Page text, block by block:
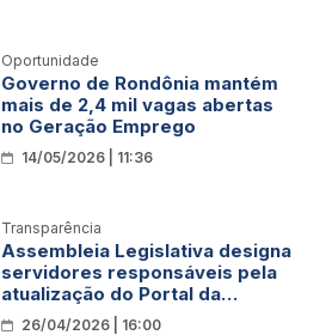
Oportunidade
Governo de Rondônia mantém
mais de 2,4 mil vagas abertas
no Geração Emprego
14/05/2026 | 11:36
Transparência
Assembleia Legislativa designa
servidores responsáveis pela
atualização do Portal da
Transparência
26/04/2026 | 16:00